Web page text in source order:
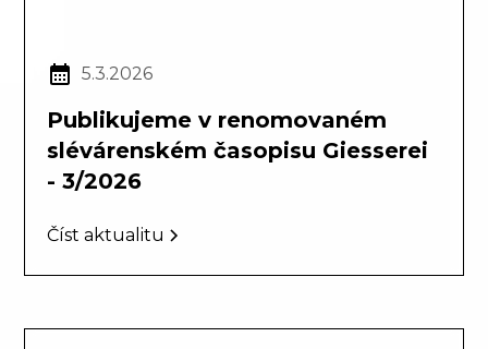
5.3.2026
Publikujeme v renomovaném
slévárenském časopisu Giesserei
- 3/2026
Číst aktualitu